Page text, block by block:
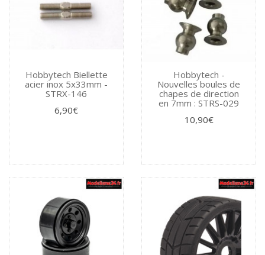
Hobbytech Biellette
acier inox 5x33mm -
STRX-146
6,90€
Hobbytech -
Nouvelles boules de
chapes de direction
en 7mm : STRS-029
10,90€